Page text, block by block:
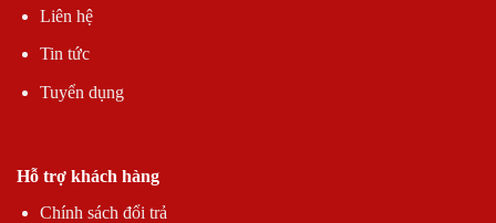
Liên hệ
Tin tức
Tuyển dụng
Hỗ trợ khách hàng
Chính sách đổi trả